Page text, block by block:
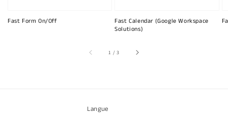
Fast Form On/Off
Fast Calendar (Google Workspace
Solutions)
1 /sur
3
Langue